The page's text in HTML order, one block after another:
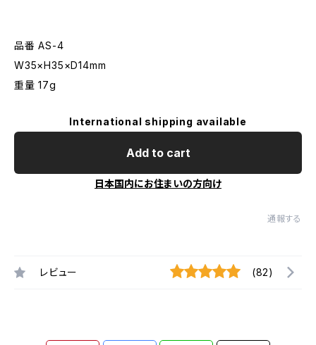
品番 AS-4
W35×H35×D14mm
重量 17g
International shipping available
Add to cart
日本国内にお住まいの方向け
通報する
レビュー (82)